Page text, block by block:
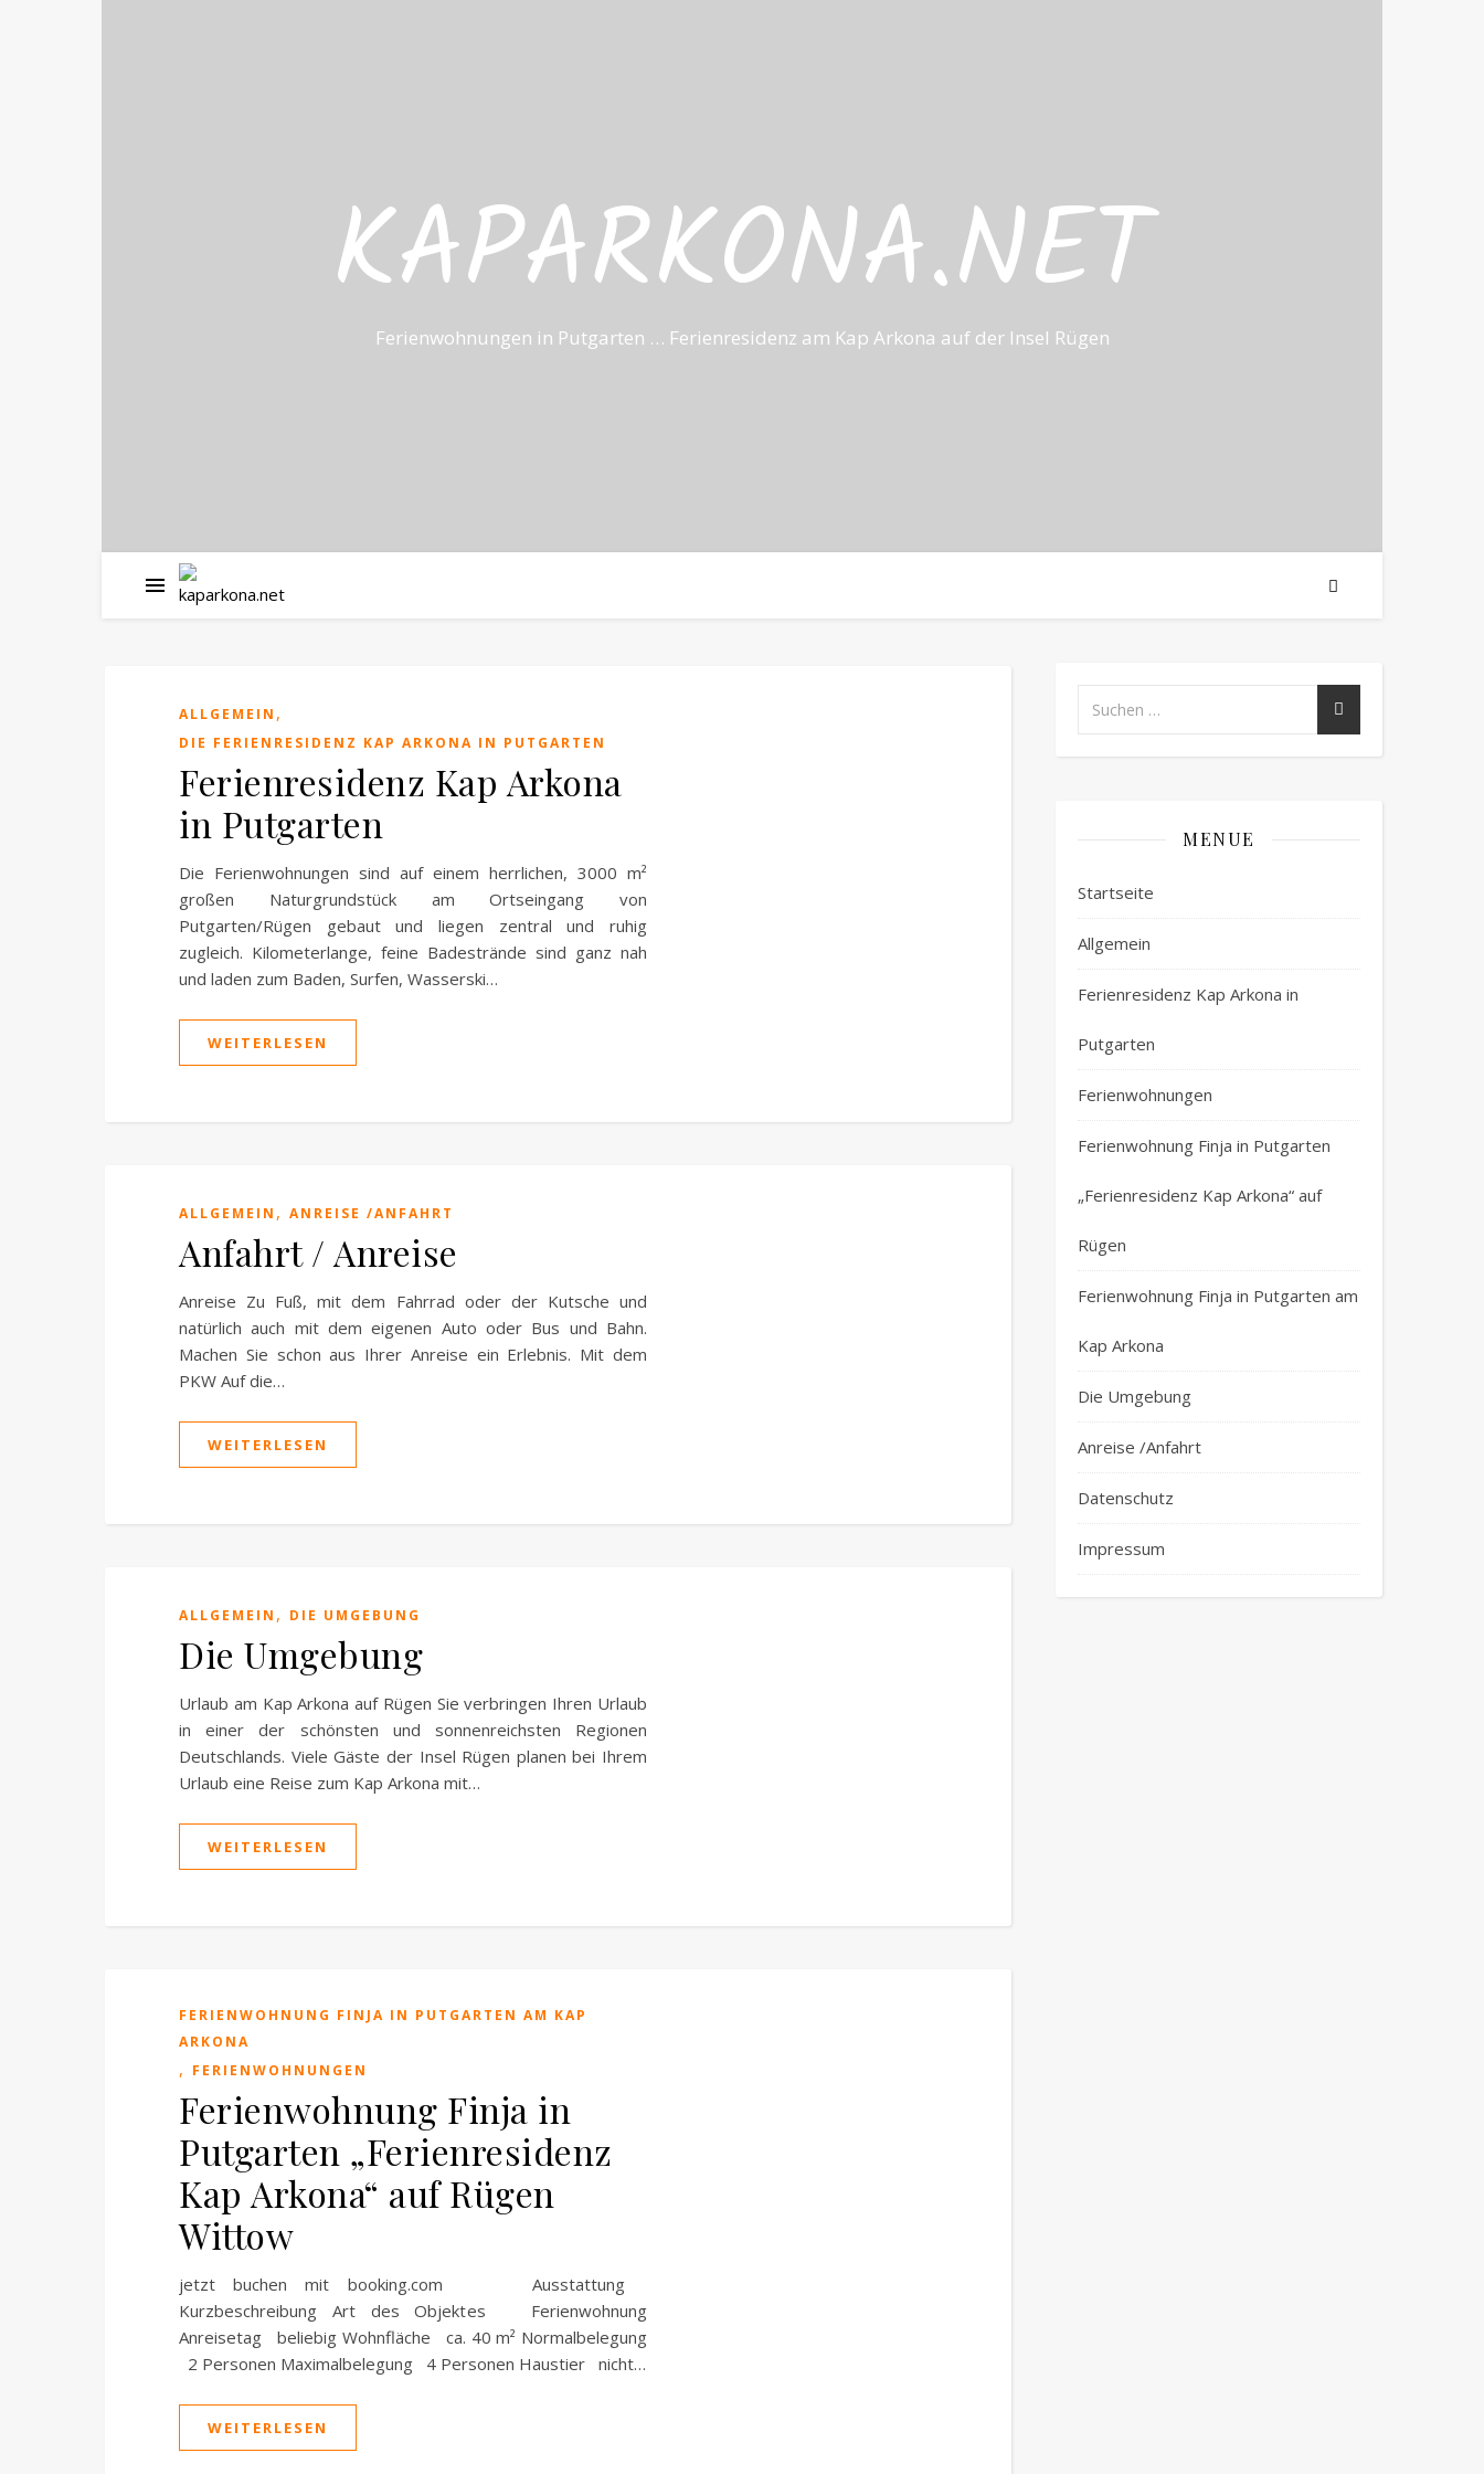
KAPARKONA.NET
Ferienwohnungen in Putgarten … Ferienresidenz am Kap Arkona auf der Insel Rügen
ALLGEMEIN ,
DIE FERIENRESIDENZ KAP ARKONA IN PUTGARTEN
Ferienresidenz Kap Arkona
in Putgarten
Die Ferienwohnungen sind auf einem herrlichen, 3000 m²
großen Naturgrundstück am Ortseingang von
Putgarten/Rügen gebaut und liegen zentral und ruhig
zugleich. Kilometerlange, feine Badestrände sind ganz nah
und laden zum Baden, Surfen, Wasserski…
WEITERLESEN
ALLGEMEIN , ANREISE /ANFAHRT
Anfahrt / Anreise
Anreise Zu Fuß, mit dem Fahrrad oder der Kutsche und
natürlich auch mit dem eigenen Auto oder Bus und Bahn.
Machen Sie schon aus Ihrer Anreise ein Erlebnis. Mit dem
PKW Auf die…
WEITERLESEN
ALLGEMEIN , DIE UMGEBUNG
Die Umgebung
Urlaub am Kap Arkona auf Rügen Sie verbringen Ihren Urlaub
in einer der schönsten und sonnenreichsten Regionen
Deutschlands. Viele Gäste der Insel Rügen planen bei Ihrem
Urlaub eine Reise zum Kap Arkona mit…
WEITERLESEN
FERIENWOHNUNG FINJA IN PUTGARTEN AM KAP
ARKONA
, FERIENWOHNUNGEN
Ferienwohnung Finja in
Putgarten „Ferienresidenz
Kap Arkona“ auf Rügen
Wittow
jetzt buchen mit booking.com Ausstattung
Kurzbeschreibung Art des Objektes Ferienwohnung
Anreisetag beliebig Wohnfläche ca. 40 m² Normalbelegung
2 Personen Maximalbelegung 4 Personen Haustier nicht…
WEITERLESEN
MENUE
Startseite
Allgemein
Ferienresidenz Kap Arkona in
Putgarten
Ferienwohnungen
Ferienwohnung Finja in Putgarten
„Ferienresidenz Kap Arkona“ auf
Rügen
Ferienwohnung Finja in Putgarten am
Kap Arkona
Die Umgebung
Anreise /Anfahrt
Datenschutz
Impressum